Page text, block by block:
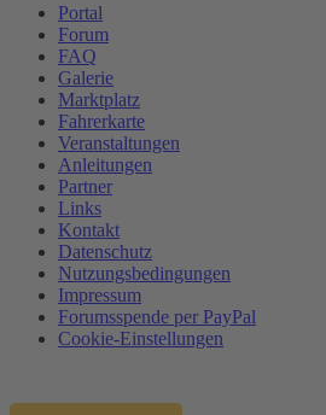
Portal
Forum
FAQ
Galerie
Marktplatz
Fahrerkarte
Veranstaltungen
Anleitungen
Partner
Links
Kontakt
Datenschutz
Nutzungsbedingungen
Impressum
Forumsspende per PayPal
Cookie-Einstellungen